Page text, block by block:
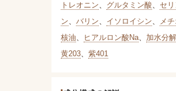
トレオニン、 グルタミン酸、 セリ
ン、 バリン、 イソロイシン、 メ
核油、 ヒアルロン酸Na、 加水分
黄203、 紫401